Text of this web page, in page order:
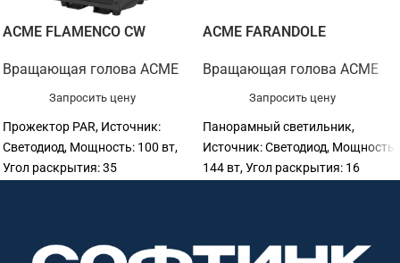
ACME FLAMENCO CW
Вращающая голова ACME
Запросить цену
Прожектор PAR, Источник:
Светодиод, Мощность: 100 вт,
Угол раскрытия: 35
ACME FARANDOLE
Вращающая голова ACME
Запросить цену
Панорамный светильник,
Источник: Светодиод, Мощность:
144 вт, Угол раскрытия: 16